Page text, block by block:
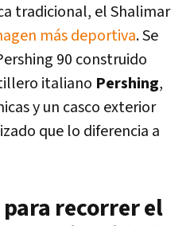
tradicional, el Shalimar
más deportiva. Se
90 construido
italiano Pershing,
y un casco exterior
que lo diferencia a
recorrer el